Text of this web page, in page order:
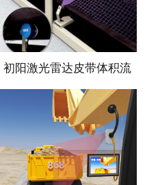
初阳激光雷达皮带体积流
量计系统